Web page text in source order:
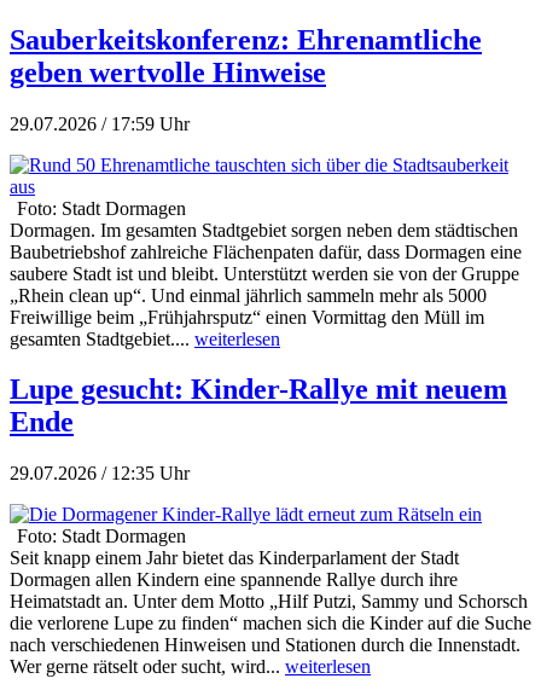
Sauberkeitskonferenz: Ehrenamtliche
geben wertvolle Hinweise
29.07.2026 / 17:59 Uhr
Foto: Stadt Dormagen
Dormagen. Im gesamten Stadtgebiet sorgen neben dem städtischen
Baubetriebshof zahlreiche Flächenpaten dafür, dass Dormagen eine
saubere Stadt ist und bleibt. Unterstützt werden sie von der Gruppe
„Rhein clean up“. Und einmal jährlich sammeln mehr als 5000
Freiwillige beim „Frühjahrsputz“ einen Vormittag den Müll im
gesamten Stadtgebiet.... weiterlesen
Lupe gesucht: Kinder-Rallye mit neuem
Ende
29.07.2026 / 12:35 Uhr
Foto: Stadt Dormagen
Seit knapp einem Jahr bietet das Kinderparlament der Stadt
Dormagen allen Kindern eine spannende Rallye durch ihre
Heimatstadt an. Unter dem Motto „Hilf Putzi, Sammy und Schorsch
die verlorene Lupe zu finden“ machen sich die Kinder auf die Suche
nach verschiedenen Hinweisen und Stationen durch die Innenstadt.
Wer gerne rätselt oder sucht, wird... weiterlesen